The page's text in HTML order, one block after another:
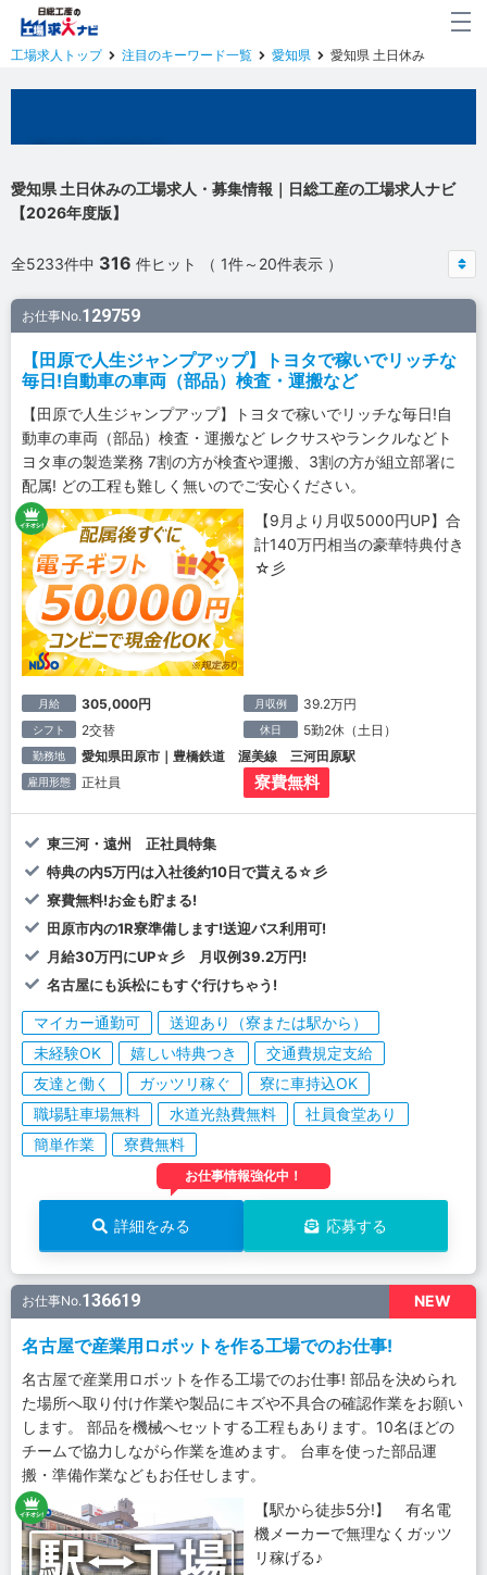
工場求人トップ 注目のキーワード一覧 愛知県 愛知県 土日休み
愛知県 土日休みの工場求人・募集情報｜日総工産の工場求人ナビ
【2026年度版】
全5233件中 316 件ヒット （ 1件～20件表示 ）
お仕事No.129759
【田原で人生ジャンプアップ】トヨタで稼いでリッチな
毎日!自動車の車両（部品）検査・運搬など
【田原で人生ジャンプアップ】トヨタで稼いでリッチな毎日!自
動車の車両（部品）検査・運搬など レクサスやランクルなどト
ヨタ車の製造業務 7割の方が検査や運搬、3割の方が組立部署に
配属! どの工程も難しく無いのでご安心ください。
【9月より月収5000円UP】合
計140万円相当の豪華特典付き
☆彡
月給 305,000円 月収例 39.2万円
シフト 2交替 休日 5勤2休（土日）
勤務地 愛知県田原市｜豊橋鉄道 渥美線 三河田原駅
雇用形態 正社員 寮費無料
東三河・遠州 正社員特集
特典の内5万円は入社後約10日で貰える☆彡
寮費無料!お金も貯まる!
田原市内の1R寮準備します!送迎バス利用可!
月給30万円にUP☆彡 月収例39.2万円!
名古屋にも浜松にもすぐ行けちゃう!
マイカー通勤可
送迎あり（寮または駅から）
未経験OK
嬉しい特典つき
交通費規定支給
友達と働く
ガッツリ稼ぐ
寮に車持込OK
職場駐車場無料
水道光熱費無料
社員食堂あり
簡単作業
寮費無料
お仕事情報強化中！
詳細をみる 応募する
NEW
お仕事No.136619
名古屋で産業用ロボットを作る工場でのお仕事!
名古屋で産業用ロボットを作る工場でのお仕事! 部品を決められ
た場所へ取り付け作業や製品にキズや不具合の確認作業をお願い
します。 部品を機械へセットする工程もあります。10名ほどの
チームで協力しながら作業を進めます。 台車を使った部品運
搬・準備作業などもお任せします。
【駅から徒歩5分!】 有名電
機メーカーで無理なくガッツ
リ稼げる♪